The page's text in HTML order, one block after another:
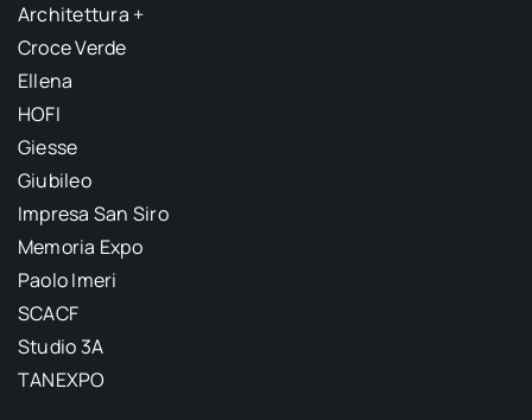
Architettura +
Croce Verde
Ellena
HOFI
Giesse
Giubileo
Impresa San Siro
Memoria Expo
Paolo Imeri
SCACF
Studio 3A
TANEXPO